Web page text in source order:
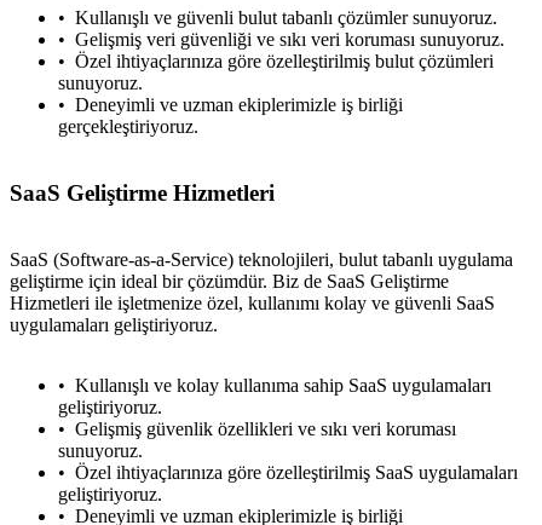
Kullanışlı ve güvenli bulut tabanlı çözümler sunuyoruz.
Gelişmiş veri güvenliği ve sıkı veri koruması sunuyoruz.
Özel ihtiyaçlarınıza göre özelleştirilmiş bulut çözümleri
sunuyoruz.
Deneyimli ve uzman ekiplerimizle iş birliği
gerçekleştiriyoruz.
SaaS Geliştirme Hizmetleri
SaaS (Software-as-a-Service) teknolojileri, bulut tabanlı uygulama
geliştirme için ideal bir çözümdür. Biz de SaaS Geliştirme
Hizmetleri ile işletmenize özel, kullanımı kolay ve güvenli SaaS
uygulamaları geliştiriyoruz.
Kullanışlı ve kolay kullanıma sahip SaaS uygulamaları
geliştiriyoruz.
Gelişmiş güvenlik özellikleri ve sıkı veri koruması
sunuyoruz.
Özel ihtiyaçlarınıza göre özelleştirilmiş SaaS uygulamaları
geliştiriyoruz.
Deneyimli ve uzman ekiplerimizle iş birliği